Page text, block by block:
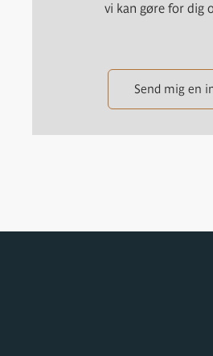
vi kan gøre for dig
Send mig en